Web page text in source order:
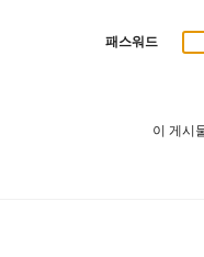
패스워드
이 게시